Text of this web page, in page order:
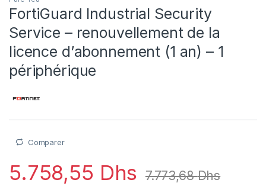
FortiGuard Industrial Security
Service – renouvellement de la
licence d’abonnement (1 an) – 1
périphérique
Comparer
5.758,55 Dhs 7.773,68Dhs